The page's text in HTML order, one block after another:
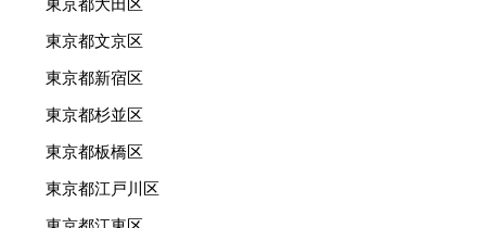
東京都文京区
東京都新宿区
東京都杉並区
東京都板橋区
東京都江戸川区